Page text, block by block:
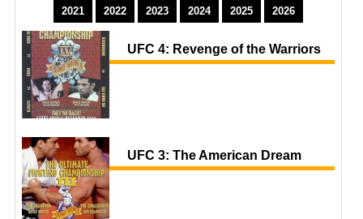
2021 2022 2023 2024 2025 2026
UFC 4: Revenge of the Warriors
UFC 3: The American Dream